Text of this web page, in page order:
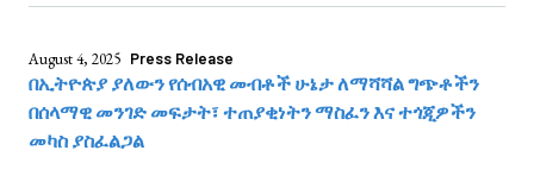
August 4, 2025 Press Release
በኢትዮጵያ ያለውን የሰብአዊ መብቶች ሁኔታ ለማሻሻል ግጭቶችን
በሰላማዊ መንገድ መፍታት፣ ተጠያቂነትን ማስፈን እና ተጎጂዎችን
መካስ ያስፈልጋል